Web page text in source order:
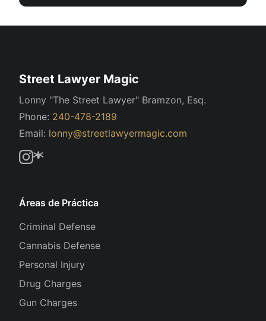
Street Lawyer Magic
Lonny "The Street Lawyer" Bramzon, Esq.
Phone: 240-478-2189
Email: lonny@streetlawyermagic.com
Áreas de Práctica
Criminal Defense
Cannabis Defense
Personal Injury
Drug Charges
Gun Charges